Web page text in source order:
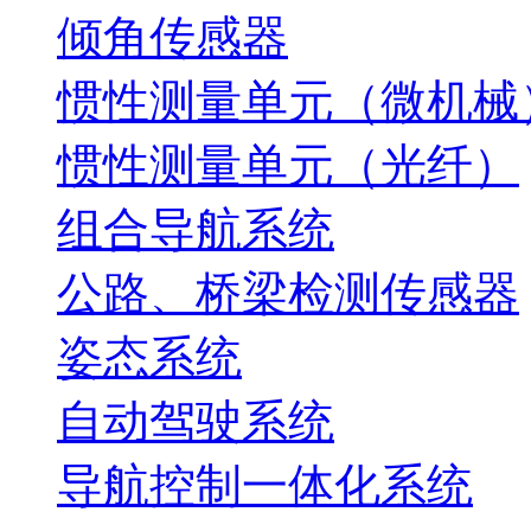
倾角传感器
惯性测量单元（微机械
惯性测量单元（光纤）
组合导航系统
公路、桥梁检测传感器
姿态系统
自动驾驶系统
导航控制一体化系统